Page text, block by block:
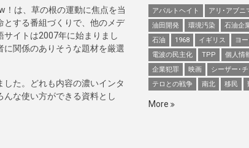
！は、草の根の運動に焦点を当
とする番組づくりで、他のメデ
サイトは2007年に始まりまし
関係のありそうな題材を厳選
た。どれも内容の濃いインタ
な使い方ができる資料とし
アパルトヘイト アリ･アブニ
油田開発
環境汚染 石油企
石油
1968 イギリス ヨ
電波の民主化
TPP 個人情
企業犯罪
映画 シーザー･
テロとの戦争
南北 移民
More